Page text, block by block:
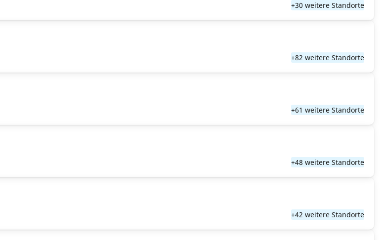
+30 weitere Standorte
+82 weitere Standorte
+61 weitere Standorte
+48 weitere Standorte
+42 weitere Standorte